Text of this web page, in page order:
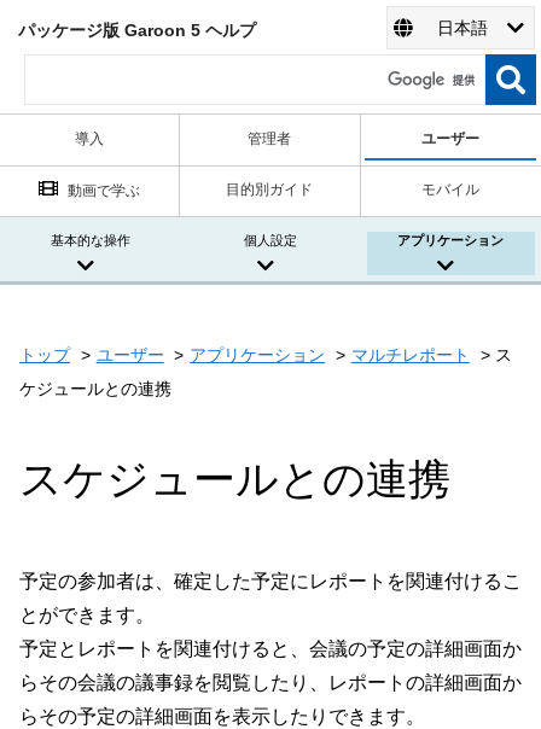
パッケージ版 Garoon 5 ヘルプ 日本語
導入 管理者 ユーザー
動画で学ぶ 目的別ガイド モバイル
基本的な操作 個人設定 アプリケーション
トップ ユーザー アプリケーション マルチレポート
ス
ケジュールとの連携
スケジュールとの連携
予定の参加者は、確定した予定にレポートを関連付けるこ
とができます。
予定とレポートを関連付けると、会議の予定の詳細画面か
らその会議の議事録を閲覧したり、レポートの詳細画面か
らその予定の詳細画面を表示したりできます。